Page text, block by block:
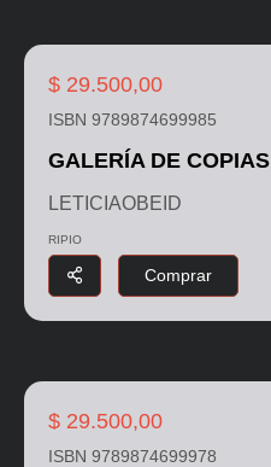
$ 29.500,00
ISBN 9789874699985
GALERÍA DE COPIAS
LETICIAOBEID
RIPIO
Comprar
$ 29.500,00
ISBN 9789874699978